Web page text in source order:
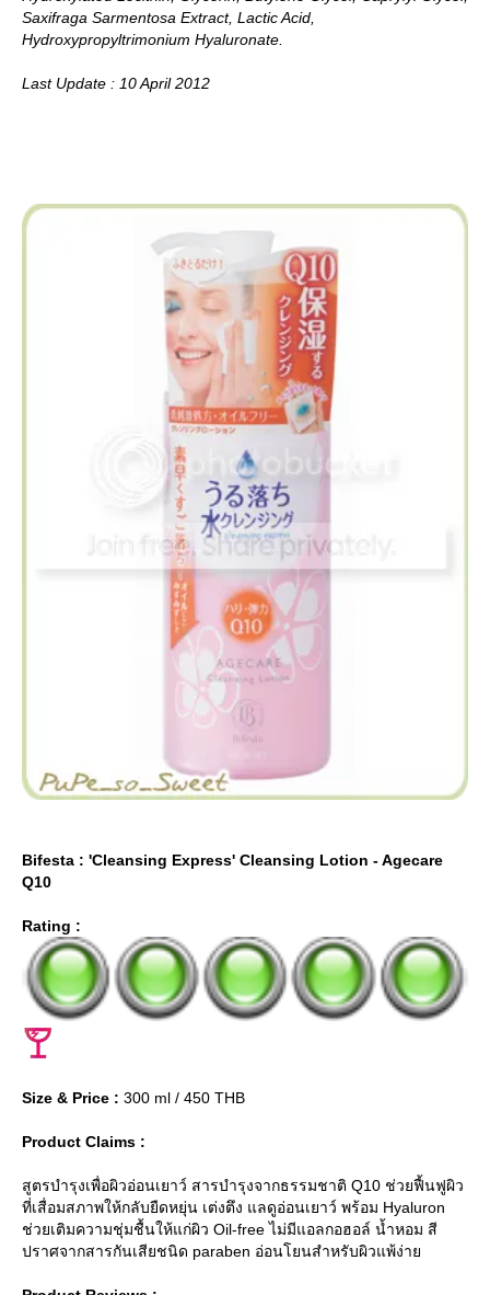
Saxifraga Sarmentosa Extract, Lactic Acid,
Hydroxypropyltrimonium Hyaluronate.
Last Update : 10 April 2012
Bifesta : 'Cleansing Express' Cleansing Lotion - Agecare
Q10
Rating :
Size & Price : 300 ml / 450 THB
Product Claims :
สูตรบำรุงเพื่อผิวอ่อนเยาว์ สารบำรุงจากธรรมชาติ Q10 ช่วยฟื้นฟูผิว
ที่เสื่อมสภาพให้กลับยืดหยุ่น เต่งตึง แลดูอ่อนเยาว์ พร้อม Hyaluron
ช่วยเติมความชุ่มชื้นให้แก่ผิว Oil-free ไม่มีแอลกอฮอล์ น้ำหอม สี
ปราศจากสารกันเสียชนิด paraben อ่อนโยนสำหรับผิวแพ้ง่า